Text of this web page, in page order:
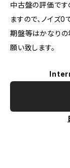
中古盤の評価です
ますので、ノイズ
期盤等はかなり
願い致します。